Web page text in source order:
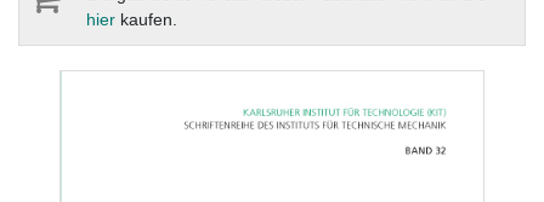
hier kaufen.